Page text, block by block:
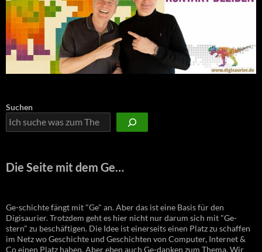
Suchen
Die Seite mit dem Ge…
Ge-schichte fängt mit "Ge" an. Aber das ist eine Basis für den
Digisaurier. Trotzdem geht es hier nicht nur darum sich mit "Ge-
stern" zu beschäftigen. Die Idee ist einerseits einen Platz zu schaffen
im Netz wo Geschichte und Geschichten von Computer, Internet &
Co einen Platz haben. Aber eben auch Ge-danken zum Thema. Wir